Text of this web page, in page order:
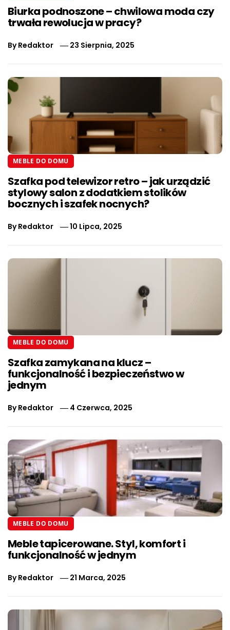
Biurka podnoszone – chwilowa moda czy
trwała rewolucja w pracy?
ByRedaktor 23 Sierpnia, 2025
MEBLE DO DOMU
Szafka pod telewizor retro – jak urządzić
stylowy salon z dodatkiem stolików
bocznych i szafek nocnych?
ByRedaktor 10 Lipca, 2025
MEBLE DO DOMU
Szafka zamykana na klucz –
funkcjonalność i bezpieczeństwo w
jednym
ByRedaktor 4 Czerwca, 2025
MEBLE DO DOMU
Meble tapicerowane. Styl, komfort i
funkcjonalność w jednym
ByRedaktor 21 Marca, 2025